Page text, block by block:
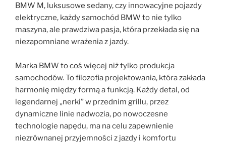
BMW M, luksusowe sedany, czy innowacyjne pojazdy
elektryczne, każdy samochód BMW to nie tylko
maszyna, ale prawdziwa pasja, która przekłada się na
niezapomniane wrażenia z jazdy.
Marka BMW to coś więcej niż tylko produkcja
samochodów. To filozofia projektowania, która zakłada
harmonię między formą a funkcją. Każdy detal, od
legendarnej „nerki” w przednim grillu, przez
dynamiczne linie nadwozia, po nowoczesne
technologie napędu, ma na celu zapewnienie
niezrównanej przyjemności z jazdy i komfortu